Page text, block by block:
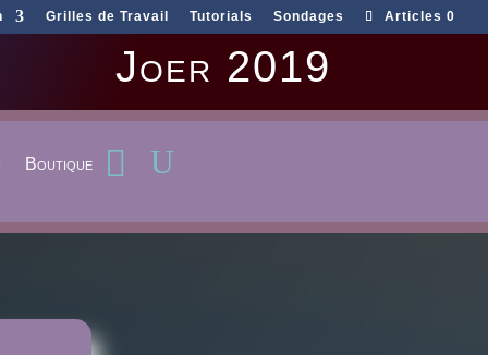
Grilles de Travail Tutorials Sondages Articles 0
Joer 2019
Boutique